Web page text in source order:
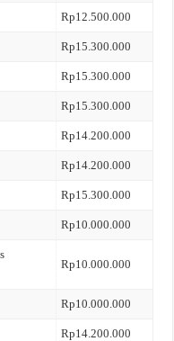
Rp12.500.000
Rp15.300.000
Rp15.300.000
Rp15.300.000
Rp14.200.000
Rp14.200.000
Rp15.300.000
Rp10.000.000
Rp10.000.000
Rp10.000.000
Rp14.200.000